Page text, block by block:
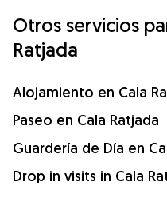
Otros servicios
Ratjada
Alojamiento en Cala
Paseo en Cala Ratjada
Guardería de Día en
Drop in visits in Cala